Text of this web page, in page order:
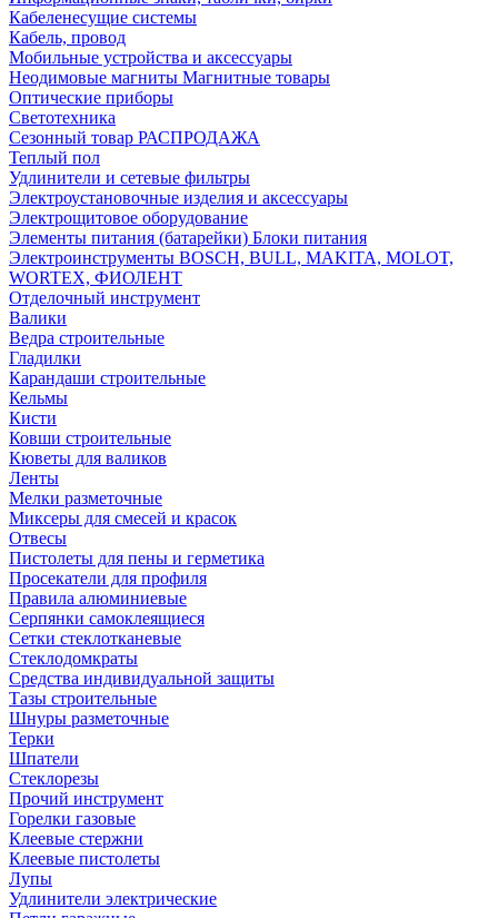
Кабеленесущие системы
Кабель, провод
Мобильные устройства и аксессуары
Неодимовые магниты Магнитные товары
Оптические приборы
Светотехника
Сезонный товар РАСПРОДАЖА
Теплый пол
Удлинители и сетевые фильтры
Электроустановочные изделия и аксессуары
Электрощитовое оборудование
Элементы питания (батарейки) Блоки питания
Электроинструменты BOSCH, BULL, MAKITA, MOLOT,
WORTEX, ФИОЛЕНТ
Отделочный инструмент
Валики
Ведра строительные
Гладилки
Карандаши строительные
Кельмы
Кисти
Ковши строительные
Кюветы для валиков
Ленты
Мелки разметочные
Миксеры для смесей и красок
Отвесы
Пистолеты для пены и герметика
Просекатели для профиля
Правила алюминиевые
Серпянки самоклеящиеся
Сетки стеклотканевые
Стеклодомкраты
Средства индивидуальной защиты
Тазы строительные
Шнуры разметочные
Терки
Шпатели
Стеклорезы
Прочий инструмент
Горелки газовые
Клеевые стержни
Клеевые пистолеты
Лупы
Удлинители электрические